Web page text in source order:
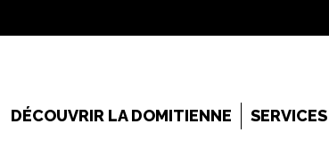
DÉCOUVRIR LA DOMITIENNE SERVICES